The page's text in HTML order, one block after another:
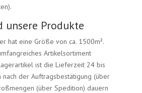
unsere Produkte
hat eine Größe von ca. 1500m².
Artikelsortiment
ist die Lieferzeit 24 bis
nach der Auftragsbestätigung (über
(über Spedition) dauern